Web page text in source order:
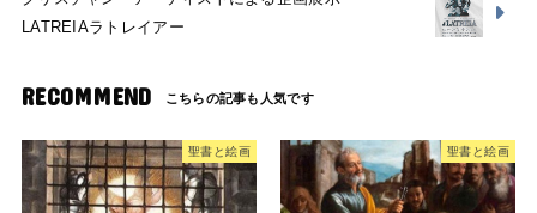
LATREIAラトレイアー
RECOMMEND
聖書と絵画 聖書と絵画